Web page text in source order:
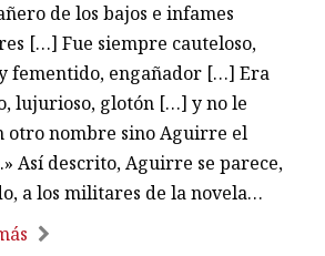
de los bajos e infames
[…] Fue siempre cauteloso,
fementido, engañador […] Era
lujurioso, glotón […] y no le
otro nombre sino Aguirre el
Así descrito, Aguirre se parece,
a los militares de la novela…